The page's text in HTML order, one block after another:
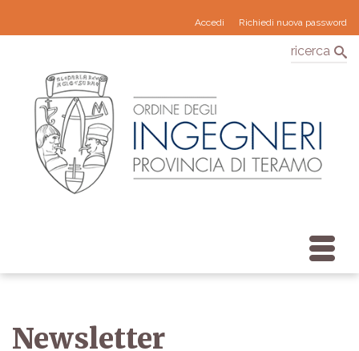
Accedi Richiedi nuova password
ricerca
Newsletter